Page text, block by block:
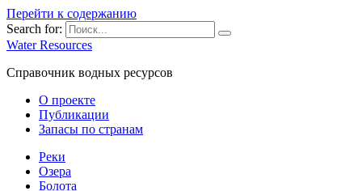
Перейти к содержанию
Search for:
Water Resources
Справочник водных ресурсов
О проекте
Публикации
Запасы по странам
Реки
Озера
Болота